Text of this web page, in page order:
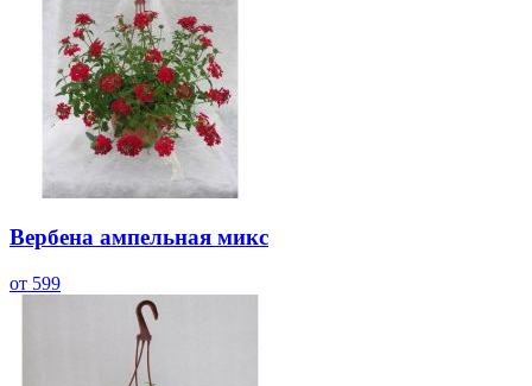
Вербена ампельная микс
от 599